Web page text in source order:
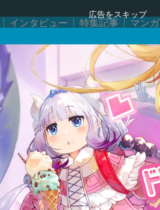
広告をスキップ
インタビュー 特集記事 マンガ